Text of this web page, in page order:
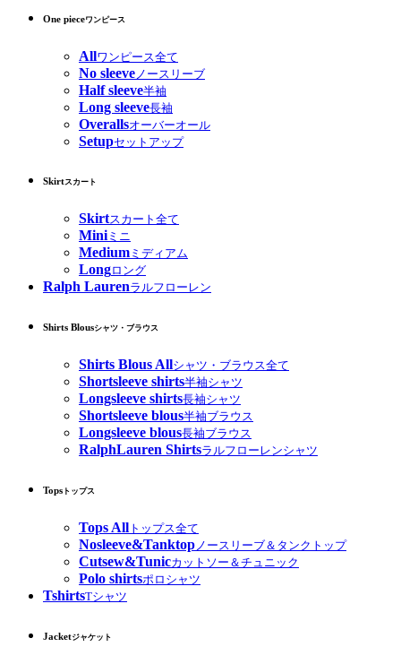
One pieceワンピース
Allワンピース全て
No sleeve ノースリーブ
Half sleeve半袖
Long sleeve長袖
Overallsオーバーオール
Setupセットアップ
Skirtスカート
Skirtスカート全て
Miniミニ
Medium ミディアム
Longロング
Ralph Laurenラルフローレン
Shirts Blousシャツ・ブラウス
Shirts Blous Allシャツ・ブラウス全て
Shortsleeve shirts半袖シャツ
Longsleeve shirts長袖シャツ
Shortsleeve blous半袖ブラウス
Longsleeve blous長袖ブラウス
RalphLauren Shirtsラルフローレンシャツ
Tops トップス
Tops All トップス全て
Nosleeve&Tanktopノースリーブ＆タンクトップ
Cutsew&Tunicカットソー＆チュニック
Polo shirtsポロシャツ
TshirtsTシャツ
Jacketジャケット